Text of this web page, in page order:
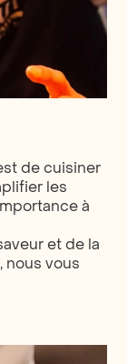
de cuisiner
les
à
et de la
nous vous